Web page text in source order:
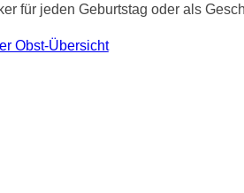
für jeden Geburtstag oder als
Obst-Übersicht